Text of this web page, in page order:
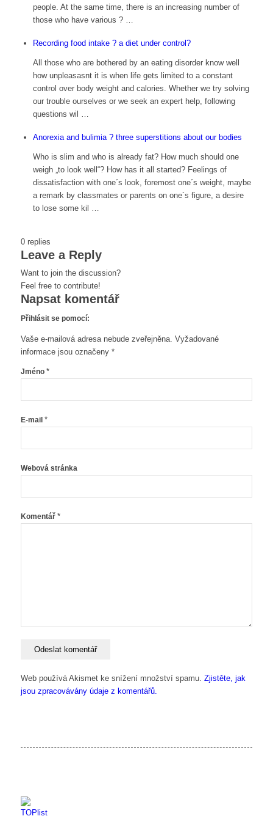
people. At the same time, there is an increasing number of
those who have various ? …
Recording food intake ? a diet under control?
All those who are bothered by an eating disorder know well
how unpleasasnt it is when life gets limited to a constant
control over body weight and calories. Whether we try solving
our trouble ourselves or we seek an expert help, following
questions wil …
Anorexia and bulimia ? three superstitions about our bodies
Who is slim and who is already fat? How much should one
weigh „to look well“? How has it all started? Feelings of
dissatisfaction with one´s look, foremost one´s weight, maybe
a remark by classmates or parents on one´s figure, a desire
to lose some kil …
0 replies
Leave a Reply
Want to join the discussion?
Feel free to contribute!
Napsat komentář
Přihlásit se pomocí:
Vaše e-mailová adresa nebude zveřejněna. Vyžadované
informace jsou označeny *
Jméno *
E-mail *
Webová stránka
Komentář *
Web používá Akismet ke snížení množství spamu. Zjistěte, jak
jsou zpracovávány údaje z komentářů.